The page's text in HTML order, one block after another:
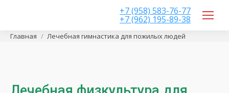
+7 (958) 583-76-77
+7 (962) 195-89-38
Вы здесь:
Главная Лечебная гимнастика для пожилых людей